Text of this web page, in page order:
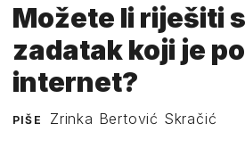
Možete li riješiti
zadatak koji je
internet?
PIŠE Zrinka Bertović Skračić